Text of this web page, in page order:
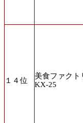
１４位
美食ファクト
KX-25